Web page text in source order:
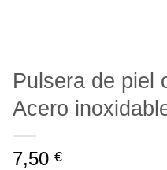
Pulsera de piel
Acero
7,50 €